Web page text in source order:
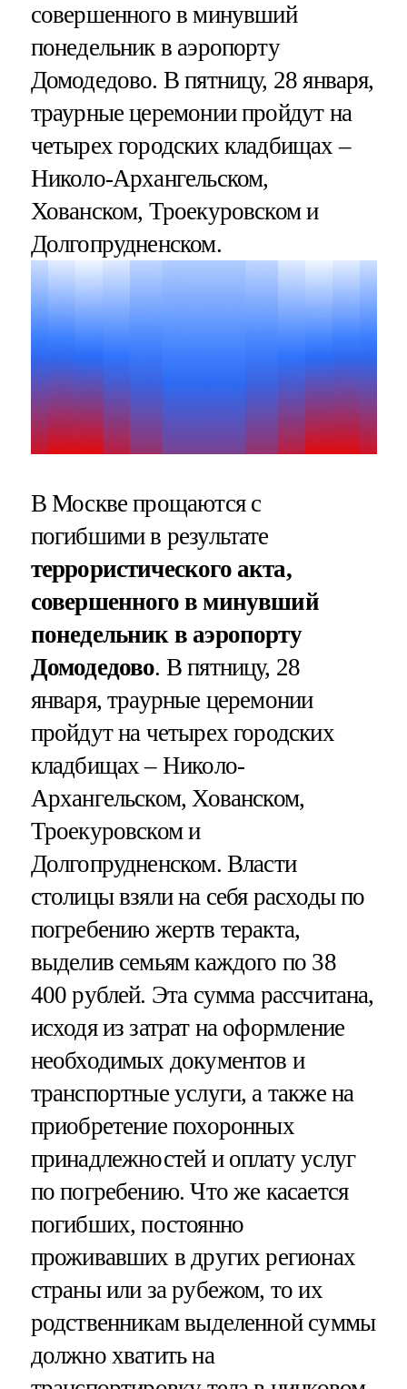
совершенного в минувший
понедельник в аэропорту
Домодедово. В пятницу, 28 января,
траурные церемонии пройдут на
четырех городских кладбищах –
Николо-Архангельском,
Хованском, Троекуровском и
Долгопрудненском.
В Москве прощаются с
погибшими в результате
террористического акта,
совершенного в минувший
понедельник в аэропорту
Домодедово. В пятницу, 28
января, траурные церемонии
пройдут на четырех городских
кладбищах – Николо-
Архангельском, Хованском,
Троекуровском и
Долгопрудненском. Власти
столицы взяли на себя расходы по
погребению жертв теракта,
выделив семьям каждого по 38
400 рублей. Эта сумма рассчитана,
исходя из затрат на оформление
необходимых документов и
транспортные услуги, а также на
приобретение похоронных
принадлежностей и оплату услуг
по погребению. Что же касается
погибших, постоянно
проживавших в других регионах
страны или за рубежом, то их
родственникам выделенной суммы
должно хватить на